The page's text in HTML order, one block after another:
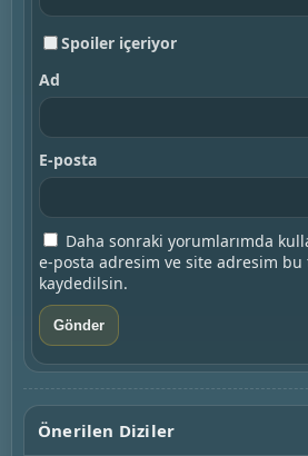
Spoiler içeriyor
Ad
E-posta
Daha sonraki yorumlarımda
e-posta adresim ve site adresim bu
kaydedilsin.
Önerilen Diziler